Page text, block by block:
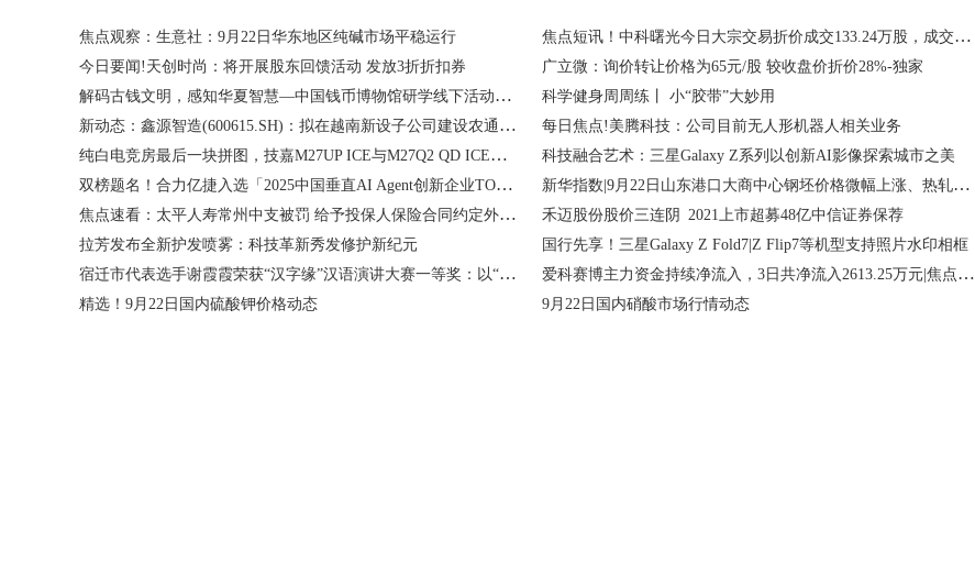
焦点观察：生意社：9月22日华东地区纯碱市场平稳运行 焦点短讯！中科曙光今日大宗交易折价成交133.24万股，成交额1.35亿元
今日要闻!天创时尚：将开展股东回馈活动 发放3折折扣券 广立微：询价转让价格为65元/股 较收盘价折价28%-独家
解码古钱文明，感知华夏智慧—中国钱币博物馆研学线下活动圆满举办|热议 科学健身周周练丨 小“胶带”大妙用
新动态：鑫源智造(600615.SH)：拟在越南新设子公司建设农通机越南生产基地 每日焦点!美腾科技：公司目前无人形机器人相关业务
纯白电竞房最后一块拼图，技嘉M27UP ICE与M27Q2 QD ICE显示器来袭 科技融合艺术：三星Galaxy Z系列以创新AI影像探索城市之美
双榜题名！合力亿捷入选「2025中国垂直AI Agent创新企业TOP30」
新华指数|9月22日山东港口大商中心钢坯价格微幅上涨、热轧C料价格平稳
焦点速看：太平人寿常州中支被罚 给予投保人保险合同约定外利益
禾迈股份股价三连阴 2021上市超募48亿中信证券保荐
拉芳发布全新护发喷雾：科技革新秀发修护新纪元
国行先享！三星Galaxy Z Fold7|Z Flip7等机型支持照片水印相框
宿迁市代表选手谢霞霞荣获“汉字缘”汉语演讲大赛一等奖：以“超越”为桥，联通中印文化 爱科赛博主力资金持续净流入，3日共净流入2613.25万元|焦点速讯
精选！9月22日国内硫酸钾价格动态 9月22日国内硝酸市场行情动态